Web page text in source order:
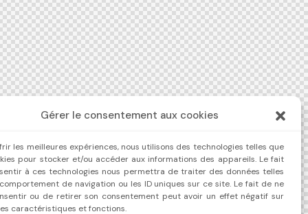
Gérer le consentement aux cookies
les meilleures expériences, nous utilisons des technologies telles que
pour stocker et/ou accéder aux informations des appareils. Le fait
à ces technologies nous permettra de traiter des données telles
de navigation ou les ID uniques sur ce site. Le fait de ne
ou de retirer son consentement peut avoir un effet négatif sur
caractéristiques et fonctions.